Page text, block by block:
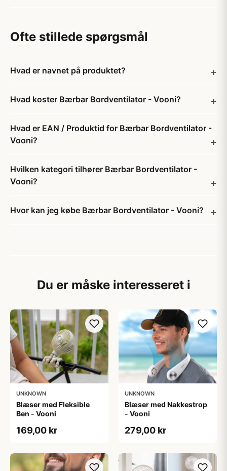
Ofte stillede spørgsmål
Hvad er navnet på produktet?
Hvad koster Bærbar Bordventilator - Vooni?
Hvad er EAN / Produktid for Bærbar Bordventilator -
Vooni?
Hvilken kategori tilhører Bærbar Bordventilator -
Vooni?
Hvor kan jeg købe Bærbar Bordventilator - Vooni?
Du er måske interesseret i
UNKNOWN
Blæser med Fleksible
Ben - Vooni
169,00 kr
UNKNOWN
Blæser med Nakkestrop
- Vooni
279,00 kr